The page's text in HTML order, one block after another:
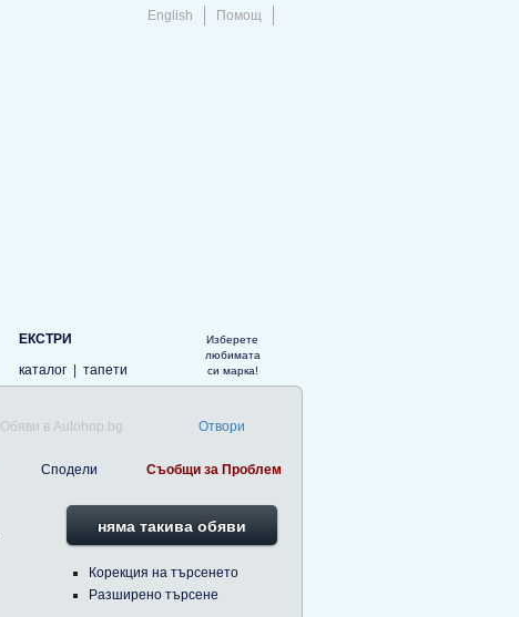
English Помощ
ЕКСТРИ
каталог
тапети
Изберете
любимата
си марка!
Обяви в Autohop.bg Отвори
Сподели Съобщи за Проблем
няма такива обяви
Корекция на търсенето
Разширено търсене